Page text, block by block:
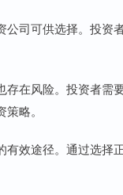
司可供选择。投
存在风险。投资者
略。
效途径。通过选